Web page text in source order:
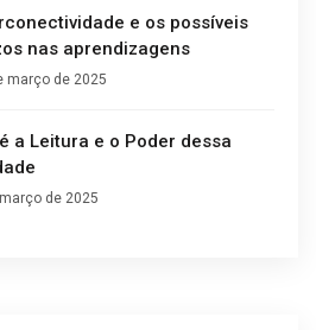
e os possíveis
nas aprendizagens
março de 2025
a Leitura e o Poder dessa
de 2025